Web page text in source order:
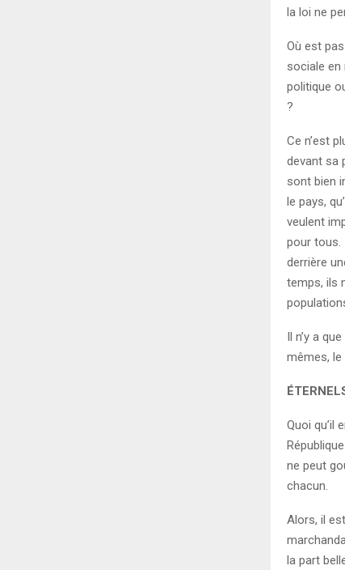
la loi ne
Où est
sociale en
politique
?
Ce n’est
devant sa
sont bien
le pays,
veulent
pour tous.
derrière
temps, ils
Il n’y a
mêmes, le
Quoi qu’il
ne peut
chacun.
Alors, il
la part